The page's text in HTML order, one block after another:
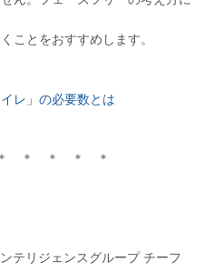
ことをおすすめします。
レ」の必要数とは
＊ ＊ ＊ ＊
テリジェンスグループ チーフ